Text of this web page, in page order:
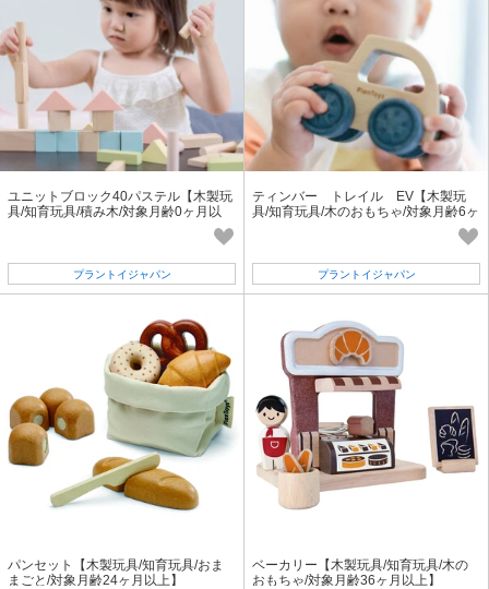
ユニットブロック40パステル【木製玩
具/知育玩具/積み木/対象月齢0ヶ月以
プラントイジャパン
ティンバー トレイル EV【木製玩
具/知育玩具/木のおもちゃ/対象月齢6ヶ
プラントイジャパン
パンセット【木製玩具/知育玩具/おま
まごと/対象月齢24ヶ月以上】
ベーカリー【木製玩具/知育玩具/木の
おもちゃ/対象月齢36ヶ月以上】